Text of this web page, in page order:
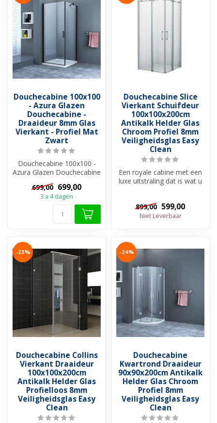
Douchecabine 100x100
- Azura Glazen
Douchecabine -
Draaideur 8mm Glas
Vierkant - Profiel Mat
Zwart
Douchecabine 100x100 -
Azura Glazen Douchecabine
- Draaideur 8mm Glas
Vierkant -...
699,00 699,00
3 a 4 dagen
Douchecabine Slice
Vierkant Schuifdeur
100x100x200cm
Antikalk Helder Glas
Chroom Profiel 8mm
Veiligheidsglas Easy
Clean
Een royale cabine met een
luxe uitstraling dat is wat u
899,00 599,00
Niet Leverbaar
-23%
Douchecabine Collins
Vierkant Draaideur
100x100x200cm
Antikalk Helder Glas
Profielloos 8mm
Veiligheidsglas Easy
Clean
-24%
Douchecabine
Kwartrond Draaideur
90x90x200cm Antikalk
Helder Glas Chroom
Profiel 8mm
Veiligheidsglas Easy
Clean